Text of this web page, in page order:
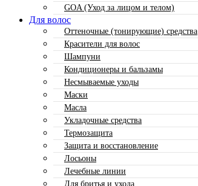
GOA (Уход за лицом и телом)
Для волос
Оттеночные (тонирующие) средства
Красители для волос
Шампуни
Кондиционеры и бальзамы
Несмываемые уходы
Маски
Масла
Укладочные средства
Термозащита
Защита и восстановление
Лосьоны
Лечебные линии
Для бритья и ухода